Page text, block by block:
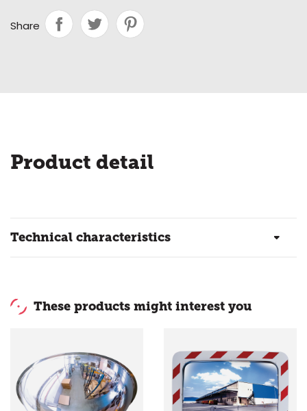
Share
Product detail
Technical characteristics
These products might interest you